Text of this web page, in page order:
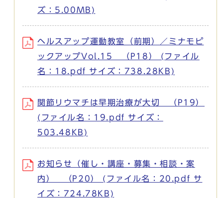
ズ：5.00MB)
ヘルスアップ運動教室（前期）／ミナモピ
ックアップVol.15 （P18） (ファイル
名：18.pdf サイズ：738.28KB)
関節リウマチは早期治療が大切 （P19）
(ファイル名：19.pdf サイズ：
503.48KB)
お知らせ（催し・講座・募集・相談・案
内） （P20） (ファイル名：20.pdf サ
イズ：724.78KB)